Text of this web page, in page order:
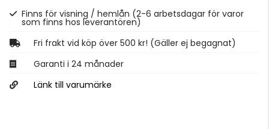
Finns för visning / hemlån (2-6 arbetsdagar för varor
som finns hos leverantören)
Fri frakt vid köp över 500 kr! (Gäller ej begagnat)
Garanti i 24 månader
Länk till varumärke